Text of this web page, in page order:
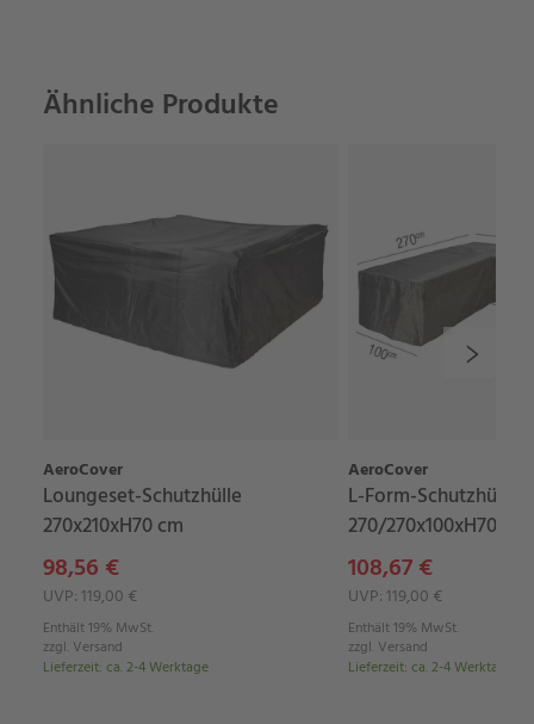
Ähnliche Produkte
AeroCover
Loungeset-Schutzhülle
270x210xH70 cm
98,56 €
UVP: 119,00 €
Enthält 19% MwSt.
zzgl. Versand
Lieferzeit: ca. 2-4 Werktage
AeroCover
L-Form-Schutzhülle
270/270x100xH70 cm
108,67 €
UVP: 119,00 €
Enthält 19% MwSt.
zzgl. Versand
Lieferzeit: ca. 2-4 Werktage